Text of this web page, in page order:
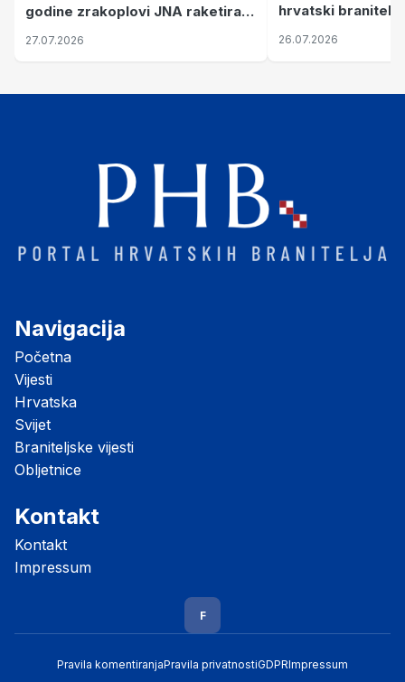
godine zrakoplovi JNA raketirali
su vojarnu i obučni centar "Nikola
27.07.2026
hrvatski branitelji
pronalaze mir
26.07.2026
Navigacija
Početna
Vijesti
Hrvatska
Svijet
Braniteljske vijesti
Obljetnice
Kontakt
Kontakt
Impressum
F
Pravila komentiranjaPravila privatnostiGDPRImpressum